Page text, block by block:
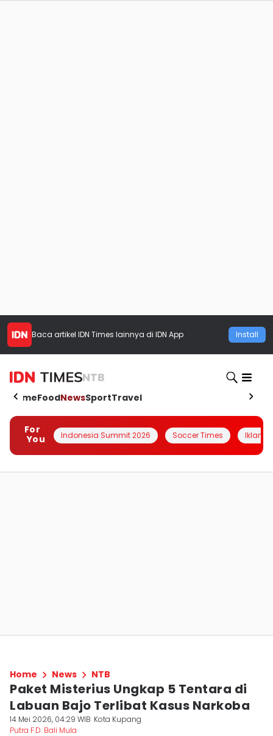
Baca artikel IDN Times lainnya di IDN App Install
NTB
HomeFoodNewsSportTravel
For
You
Indonesia Summit 2026 Soccer Times Iklanin
Home News NTB
Paket Misterius Ungkap 5 Tentara di
Labuan Bajo Terlibat Kasus Narkoba
14 Mei 2026, 04:29 WIB Kota Kupang
Putra F.D. Bali Mula